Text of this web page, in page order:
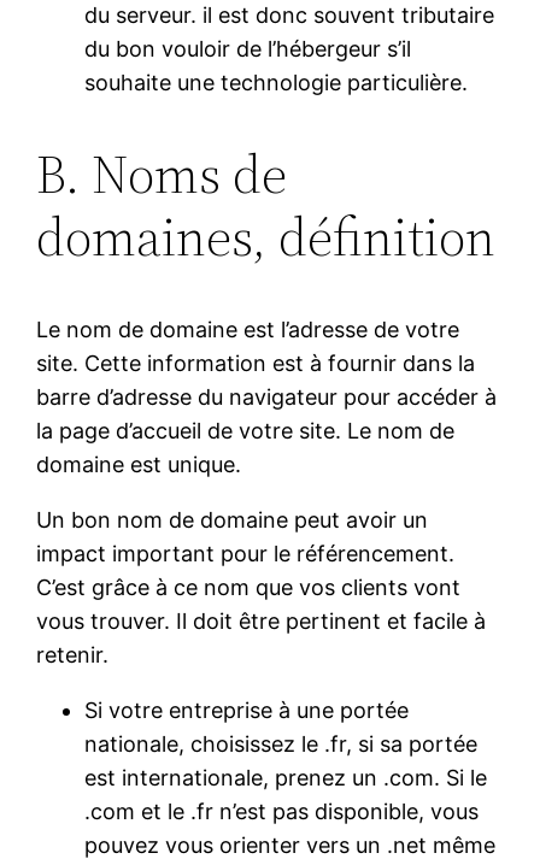
du serveur. il est donc souvent tributaire
du bon vouloir de l’hébergeur s’il
souhaite une technologie particulière.
B. Noms de
domaines, définition
Le nom de domaine est l’adresse de votre
site. Cette information est à fournir dans la
barre d’adresse du navigateur pour accéder à
la page d’accueil de votre site. Le nom de
domaine est unique.
Un bon nom de domaine peut avoir un
impact important pour le référencement.
C’est grâce à ce nom que vos clients vont
vous trouver. Il doit être pertinent et facile à
retenir.
Si votre entreprise à une portée
nationale, choisissez le .fr, si sa portée
est internationale, prenez un .com. Si le
.com et le .fr n’est pas disponible, vous
pouvez vous orienter vers un .net même